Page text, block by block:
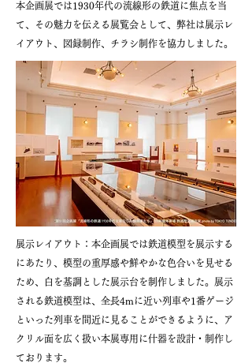
本企画展では1930年代の流線形の鉄道に焦点を当
て、その魅力を伝える展覧会として、弊社は展示レ
イアウト、図録制作、チラシ制作を協力しました。
展示レイアウト：本企画展では鉄道模型を展示する
にあたり、模型の重厚感や鮮やかな色合いを見せる
ため、白を基調とした展示台を制作しました。展示
される鉄道模型は、全長4mに近い列車や1番ゲージ
といった列車を間近に見ることができるように、ア
クリル面を広く扱い本展専用に什器を設計・制作し
ております。